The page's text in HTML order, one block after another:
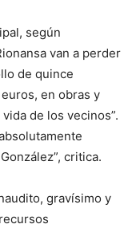
según
van a perder
de quince
en obras y
de los vecinos”.
critica.
gravísimo y